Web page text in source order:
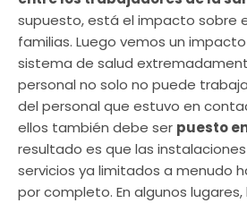
supuesto, está el impacto sobre
familias. Luego vemos un
sistema de salud
personal no solo no puede
del personal que estuvo en
ellos también debe ser puesto
resultado es que las
servicios ya limitados a menudo
por completo. En algunos